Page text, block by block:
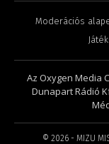
Moderációs
Az Oxygen Media
Dunapart Rádió
© 2026- MIZU